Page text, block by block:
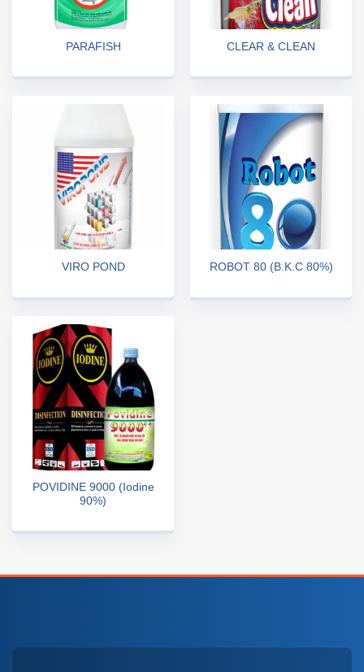
PARAFISH CLEAR & CLEAN
VIRO POND ROBOT 80 (B.K.C 80%)
POVIDINE 9000 (Iodine
90%)